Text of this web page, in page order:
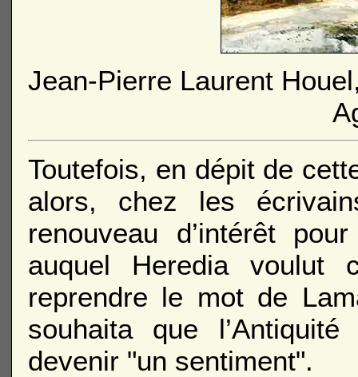
Jean-Pierre Laurent
Toutefois, en dépit de
alors, chez les
renouveau d’intérêt
auquel Heredia voulut
reprendre le mot de
souhaita que
devenir "un sentiment".